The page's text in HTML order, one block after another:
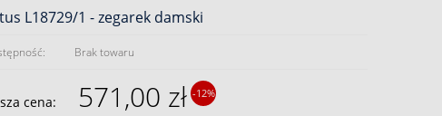
L18729/1 - zegarek damski
Brak towaru
cena: 571,00 zł -12%